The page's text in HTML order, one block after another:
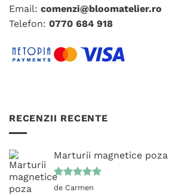
pagina
produsului.
Email: comenzi@bloomatelier.ro
Telefon: 0770 684 918
RECENZII RECENTE
Marturii magnetice
Evaluat la
de Carmen